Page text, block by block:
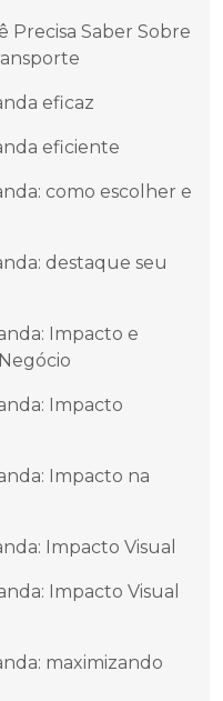
Precisa Saber Sobre
eficaz
eficiente
como escolher e
destaque seu
Impacto e
Impacto
Impacto na
Impacto Visual
Impacto Visual
maximizando